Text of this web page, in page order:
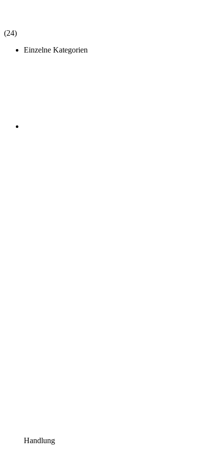
(24)
Einzelne Kategorien
Handlung